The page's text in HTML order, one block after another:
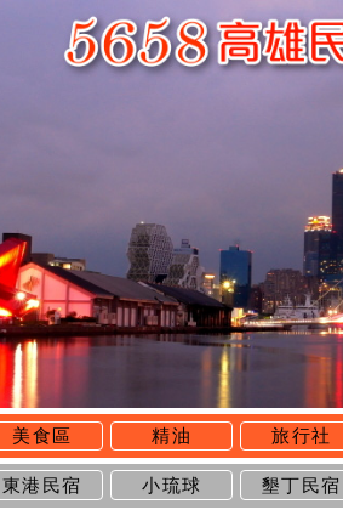
美食區 精油 旅行社
東港民宿 小琉球 墾丁民宿